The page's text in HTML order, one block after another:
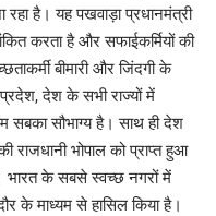
है। यह पखवाड़ा प्रधानमंत्री
करता है और सफाईकर्मियों की
बीमारी और जिंदगी के
देश के सभी राज्यों में
सबका सौभाग्य है। साथ ही देश
राजधानी भोपाल को प्राप्त हुआ
भारत के सबसे स्वच्छ नगरों में
के माध्यम से हासिल किया है।